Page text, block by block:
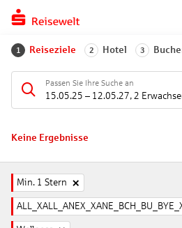
1 Reiseziele 2 Hotel 3
Passen Sie Ihre Suche an
15.05.25 – 12.05.27, 2
Keine Ergebnisse
Min. 1 Stern